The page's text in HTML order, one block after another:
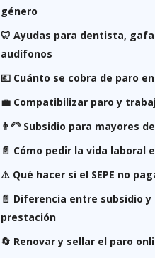
género
🦷 Ayudas para dentista,
audífonos
💶 Cuánto se cobra de paro en
💼 Compatibilizar paro y
👨‍🦳 Subsidio para mayores
📄 Cómo pedir la vida laboral
⚠️ Qué hacer si el SEPE no
📄 Diferencia entre subsidio y
prestación
🔄 Renovar y sellar el paro